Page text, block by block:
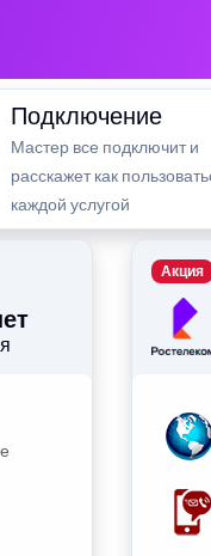
Подключение
Мастер все подключит и
расскажет как
каждой услугой
Акция